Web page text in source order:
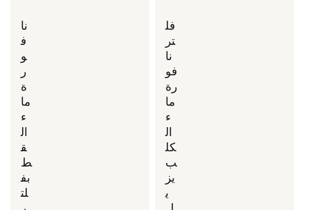
نا
ف
و
ر
ة
ما
ء
ال
ق
ط
بف
لت
فل
تر
نا
فو
رة
ما
ء
ال
كل
ب
يز
ي